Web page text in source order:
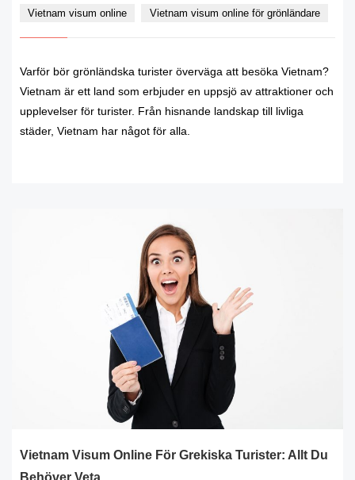
Vietnam visum online
Vietnam visum online för grönländare
Varför bör grönländska turister överväga att besöka Vietnam?
Vietnam är ett land som erbjuder en uppsjö av attraktioner och
upplevelser för turister. Från hisnande landskap till livliga
städer, Vietnam har något för alla.
Vietnam Visum Online För Grekiska Turister: Allt Du